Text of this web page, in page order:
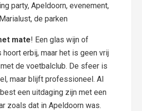
mate! Een glas wijn of
hoort erbij, maar het is geen vrij
de voetbalclub. De sfeer is
maar blijft professioneel. Al
een uitdaging zijn met een
zoals dat in Apeldoorn was.